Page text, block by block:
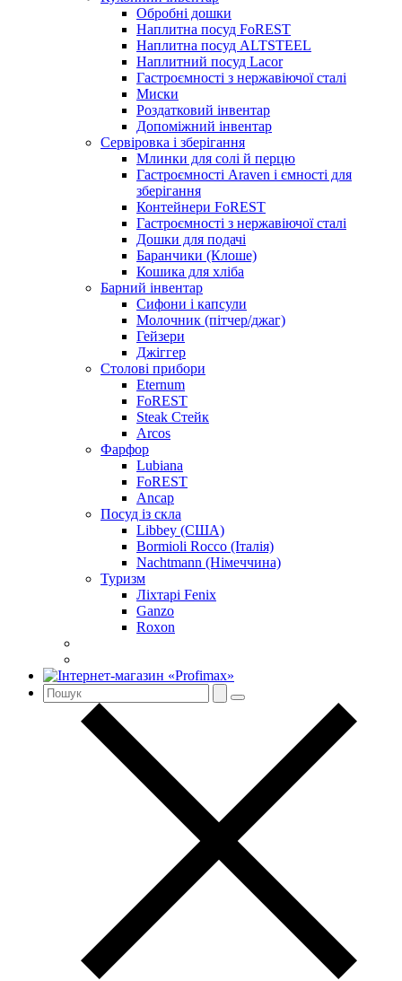
Обробні дошки
Наплитна посуд FoREST
Наплитна посуд ALTSTEEL
Наплитний посуд Lacor
Гастроємності з нержавіючої сталі
Миски
Роздатковий інвентар
Допоміжний інвентар
Сервіровка і зберігання
Млинки для солі й перцю
Гастроємності Araven і ємності для
зберігання
Контейнери FoREST
Гастроємності з нержавіючої сталі
Дошки для подачі
Баранчики (Клоше)
Кошика для хліба
Барний інвентар
Сифони і капсули
Молочник (пітчер/джаг)
Гейзери
Джіггер
Столові прибори
Eternum
FoREST
Steak Стейк
Arcos
Фарфор
Lubiana
FoREST
Ancap
Посуд із скла
Libbey (США)
Bormioli Rocco (Італія)
Nachtmann (Німеччина)
Туризм
Ліхтарі Fenix
Ganzo
Roxon